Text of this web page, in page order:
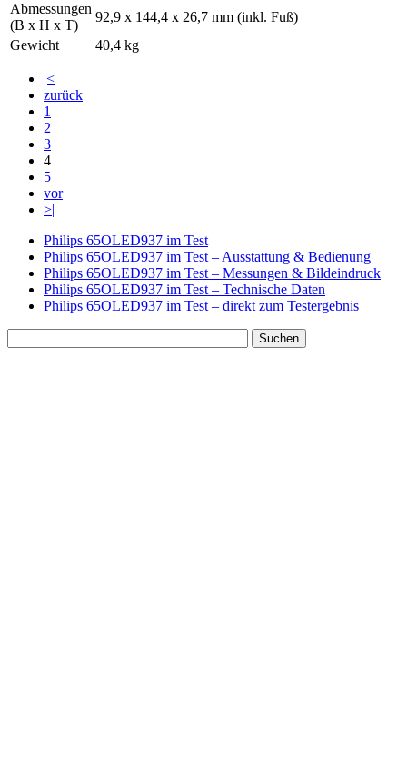
Abmessungen
(B x H x T)
92,9 x 144,4 x 26,7 mm (inkl. Fuß)
Gewicht
40,4 kg
|<
zurück
1
2
3
4
5
vor
>|
Philips 65OLED937 im Test
Philips 65OLED937 im Test – Ausstattung & Bedienung
Philips 65OLED937 im Test – Messungen & Bildeindruck
Philips 65OLED937 im Test – Technische Daten
Philips 65OLED937 im Test – direkt zum Testergebnis